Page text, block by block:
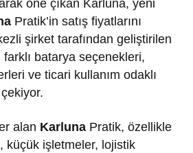
öne çıkan Karluna, yeni
Pratik’in satış fiyatlarını
şirket tarafından geliştirilen
batarya seçenekleri,
ve ticari kullanım odaklı
alan Karluna Pratik, özellikle
küçük işletmeler, lojistik